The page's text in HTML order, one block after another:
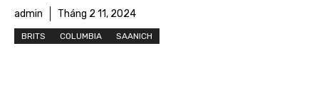
admin Tháng 2 11, 2024
BRITS COLUMBIA SAANICH